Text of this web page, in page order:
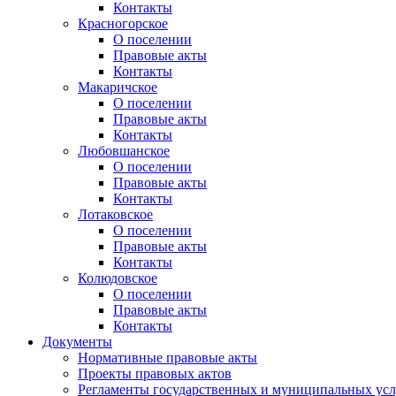
Контакты
Красногорское
О поселении
Правовые акты
Контакты
Макаричское
О поселении
Правовые акты
Контакты
Любовшанское
О поселении
Правовые акты
Контакты
Лотаковское
О поселении
Правовые акты
Контакты
Колюдовское
О поселении
Правовые акты
Контакты
Документы
Нормативные правовые акты
Проекты правовых актов
Регламенты государственных и муниципальных